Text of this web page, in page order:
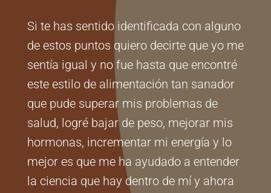
Si te has sentido identificada con alguno
de estos puntos quiero decirte que yo me
sentía igual y no fue hasta que encontré
este estilo de alimentación tan sanador
que pude superar mis problemas de
salud, logré bajar de peso, mejorar mis
hormonas, incrementar mi energía y lo
mejor es que me ha ayudado a entender
la ciencia que hay dentro de mí y ahora